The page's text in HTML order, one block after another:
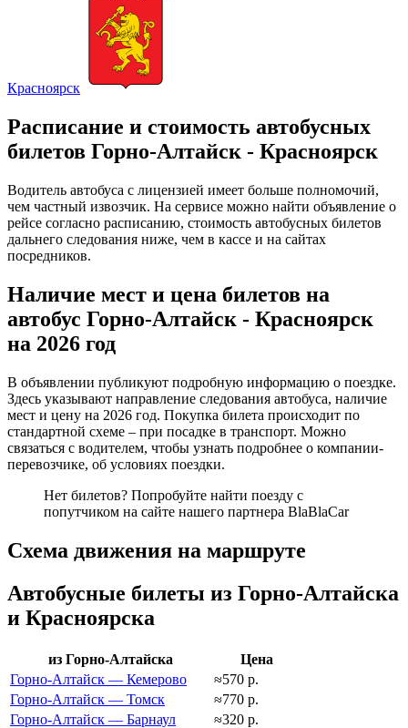
Красноярск
Расписание и стоимость автобусных
билетов Горно-Алтайск - Красноярск
Водитель автобуса с лицензией имеет больше полномочий,
чем частный извозчик. На сервисе можно найти объявление о
рейсе согласно расписанию, стоимость автобусных билетов
дальнего следования ниже, чем в кассе и на сайтах
посредников.
Наличие мест и цена билетов на
автобус Горно-Алтайск - Красноярск
на 2026 год
В объявлении публикуют подробную информацию о поездке.
Здесь указывают направление следования автобуса, наличие
мест и цену на 2026 год. Покупка билета происходит по
стандартной схеме – при посадке в транспорт. Можно
связаться с водителем, чтобы узнать подробнее о компании-
перевозчике, об условиях поездки.
Нет билетов? Попробуйте найти поезду с
попутчиком на сайте нашего партнера BlaBlaCar
Схема движения на маршруте
Автобусные билеты из Горно-Алтайска
и Красноярска
из Горно-Алтайска
Цена
Горно-Алтайск — Кемерово
≈570 р.
Горно-Алтайск — Томск
≈770 р.
Горно-Алтайск — Барнаул
≈320 р.